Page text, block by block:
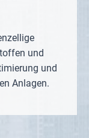
und
und
Anlagen.